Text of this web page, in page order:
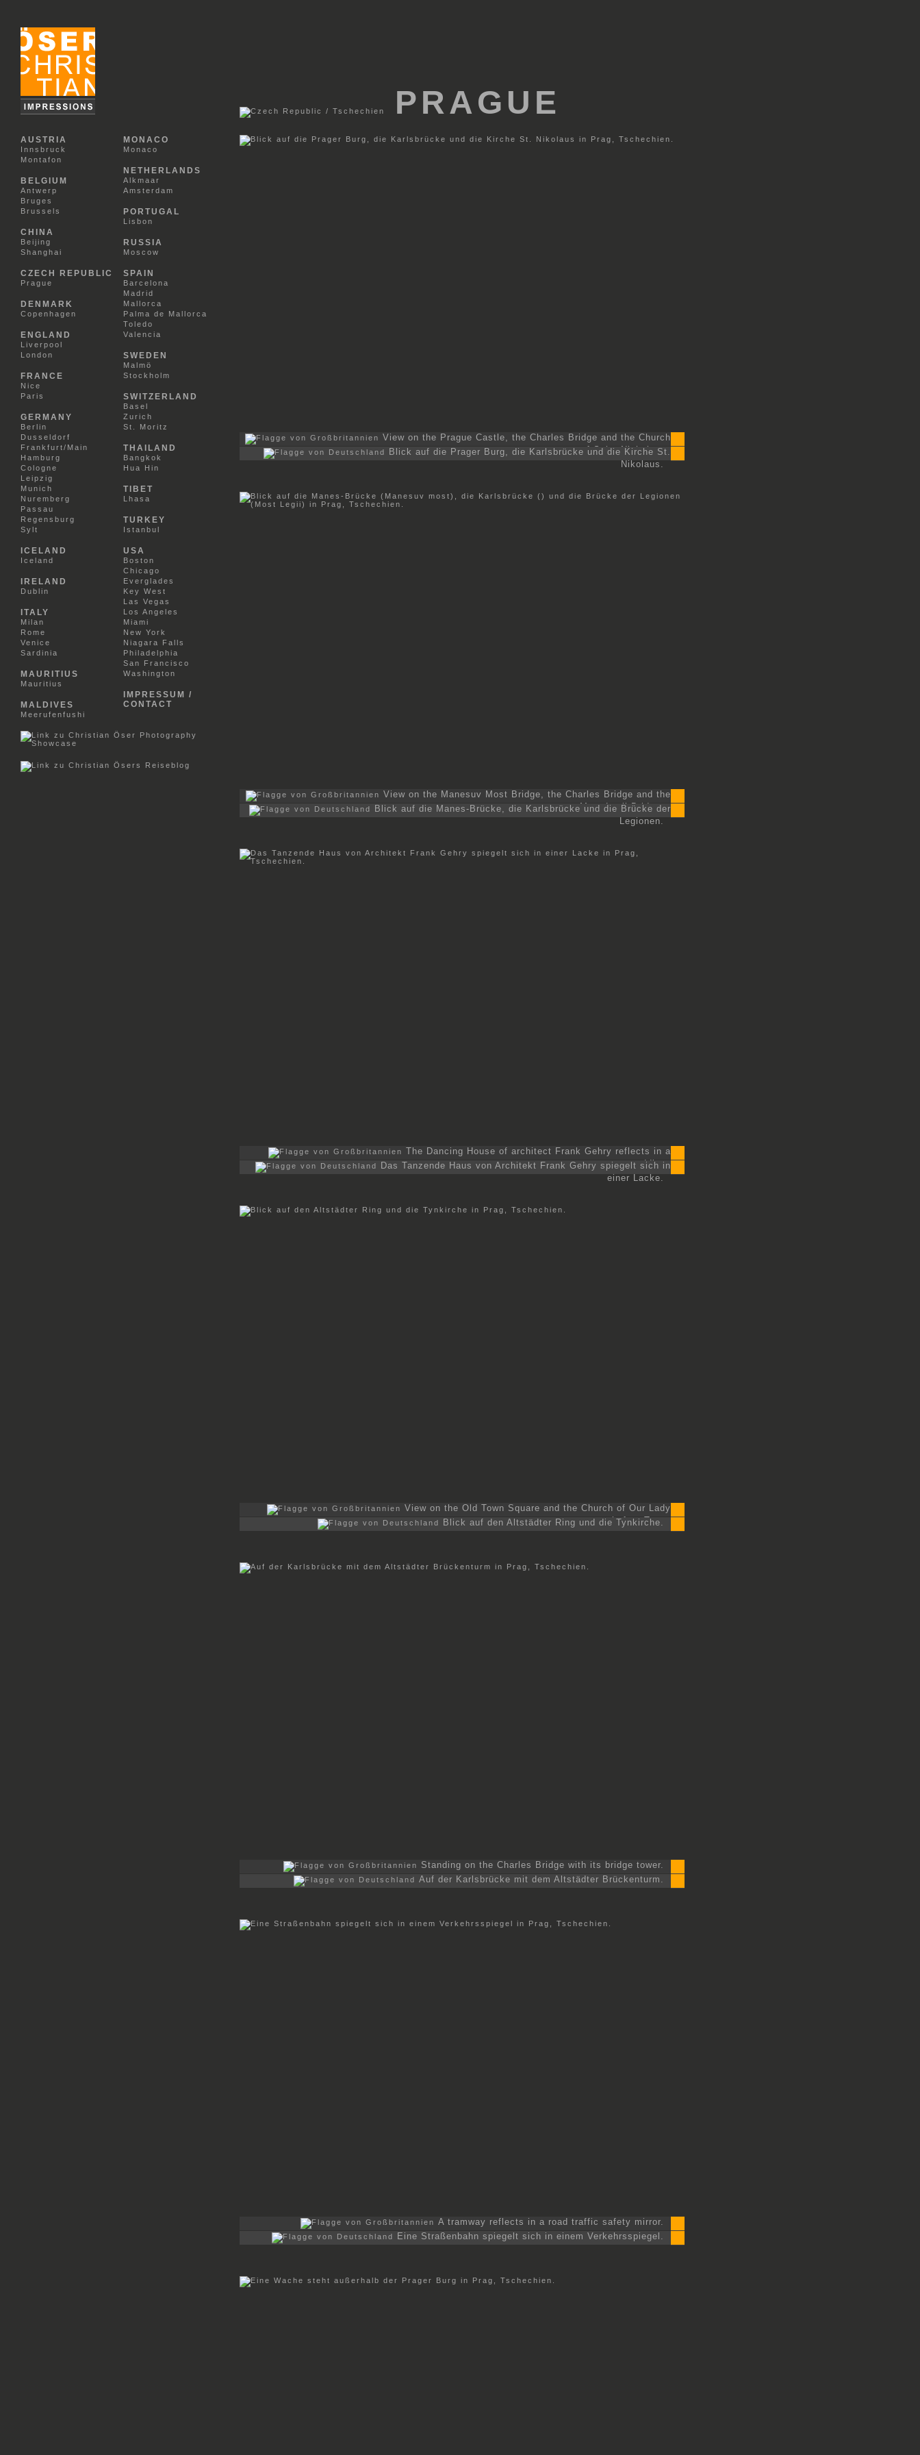
AUSTRIA
Innsbruck
Montafon
BELGIUM
Antwerp
Bruges
Brussels
CHINA
Beijing
Shanghai
CZECH REPUBLIC
Prague
DENMARK
Copenhagen
ENGLAND
Liverpool
London
FRANCE
Nice
Paris
GERMANY
Berlin
Dusseldorf
Frankfurt/Main
Hamburg
Cologne
Leipzig
Munich
Nuremberg
Passau
Regensburg
Sylt
ICELAND
Iceland
IRELAND
Dublin
ITALY
Milan
Rome
Venice
Sardinia
MAURITIUS
Mauritius
MALDIVES
Meerufenfushi
MONACO
Monaco
NETHERLANDS
Alkmaar
Amsterdam
PORTUGAL
Lisbon
RUSSIA
Moscow
SPAIN
Barcelona
Madrid
Mallorca
Palma de Mallorca
Toledo
Valencia
SWEDEN
Malmö
Stockholm
SWITZERLAND
Basel
Zurich
St. Moritz
THAILAND
Bangkok
Hua Hin
TIBET
Lhasa
TURKEY
Istanbul
USA
Boston
Chicago
Everglades
Key West
Las Vegas
Los Angeles
Miami
New York
Niagara Falls
Philadelphia
San Francisco
Washington
IMPRESSUM /
CONTACT
PRAGUE
View on the Prague Castle, the Charles Bridge and the Church
of Saint Nicholas.
Blick auf die Prager Burg, die Karlsbrücke und die Kirche St.
Nikolaus.
View on the Manesuv Most Bridge, the Charles Bridge and the
Most Legii Bridge.
Blick auf die Manes-Brücke, die Karlsbrücke und die Brücke der
Legionen.
The Dancing House of architect Frank Gehry reflects in a
puddle.
Das Tanzende Haus von Architekt Frank Gehry spiegelt sich in
einer Lacke.
View on the Old Town Square and the Church of Our Lady
before Tyn.
Blick auf den Altstädter Ring und die Tynkirche.
Standing on the Charles Bridge with its bridge tower.
Auf der Karlsbrücke mit dem Altstädter Brückenturm.
A tramway reflects in a road traffic safety mirror.
Eine Straßenbahn spiegelt sich in einem Verkehrsspiegel.